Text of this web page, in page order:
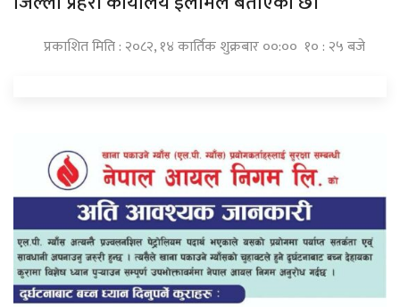
प्रकाशित मिति : २०८२, १४ कार्तिक शुक्रबार ००:०० १० : २५ बजे